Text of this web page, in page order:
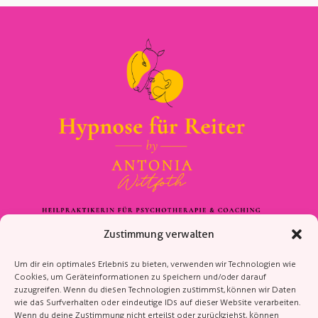
Zustimmung verwalten
Um dir ein optimales Erlebnis zu bieten, verwenden wir Technologien wie
Cookies, um Geräteinformationen zu speichern und/oder darauf
zuzugreifen. Wenn du diesen Technologien zustimmst, können wir Daten
wie das Surfverhalten oder eindeutige IDs auf dieser Website verarbeiten.
Wenn du deine Zustimmung nicht erteilst oder zurückziehst, können
Kontakt
Antonia Wittfoth
Landstraße 26